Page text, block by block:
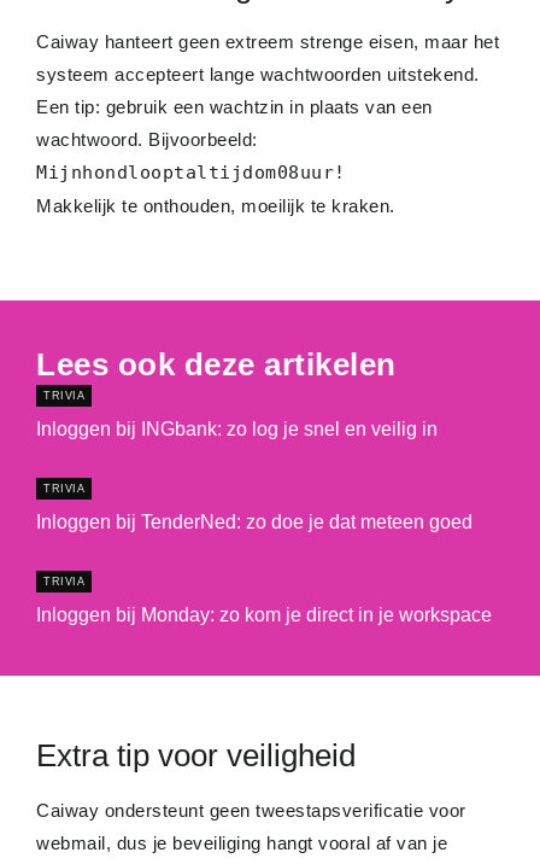
Caiway hanteert geen extreem strenge eisen, maar het
systeem accepteert lange wachtwoorden uitstekend.
Een tip: gebruik een wachtzin in plaats van een
wachtwoord. Bijvoorbeeld:
Mijnhondlooptaltijdom08uur!
Makkelijk te onthouden, moeilijk te kraken.
Lees ook deze artikelen
TRIVIA
Inloggen bij INGbank: zo log je snel en veilig in
TRIVIA
Inloggen bij TenderNed: zo doe je dat meteen goed
TRIVIA
Inloggen bij Monday: zo kom je direct in je workspace
Extra tip voor veiligheid
Caiway ondersteunt geen tweestapsverificatie voor
webmail, dus je beveiliging hangt vooral af van je